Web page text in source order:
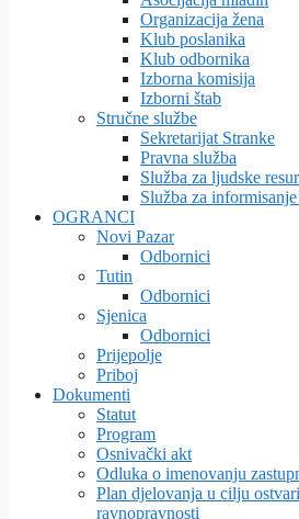
Organizacija žena
Klub poslanika
Klub odbornika
Izborna komisija
Izborni štab
Stručne službe
Sekretarijat Stranke
Pravna služba
Služba za ljudske
Služba za
OGRANCI
Novi Pazar
Odbornici
Tutin
Odbornici
Sjenica
Odbornici
Prijepolje
Priboj
Dokumenti
Statut
Program
Osnivački akt
Odluka o imenovanju
Plan djelovanja u cilju
ravnopravnosti